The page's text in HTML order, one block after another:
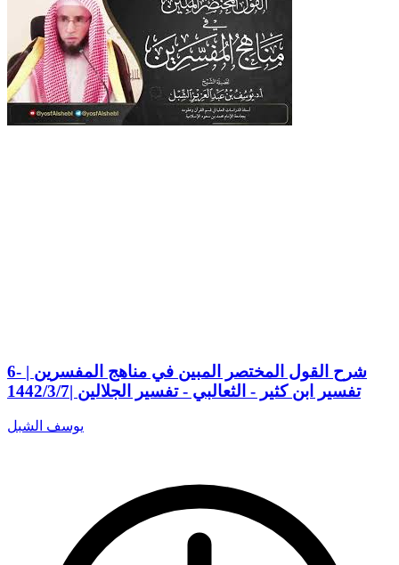
6- شرح القول المختصر المبين في مناهج المفسرين |
تفسير ابن كثير - الثعالبي - تفسير الجلالين |1442/3/7
يوسف الشبل